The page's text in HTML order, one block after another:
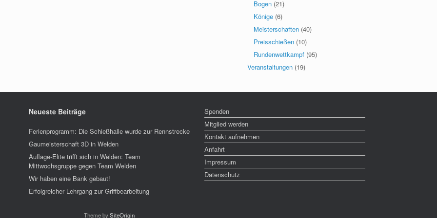
Bogen (21)
Könige (6)
Meisterschaften (40)
Preisschießen (10)
Rundenwettkampf (95)
Veranstaltungen (19)
Neueste Beiträge
Ferienprogramm: Die Schießhalle wurde zur Rennstrecke
Gaumeisterschaft 3D in Welden
Auflage-Elite trifft sich in Welden: Team
Mittwochsgruppe gegen Team Welden
Wir haben eine Bank gebaut!
Erfolgreicher Lehrgang zur Griffbearbeitung
Spenden
Mitglied werden
Kontakt aufnehmen
Anfahrt
Impressum
Datenschutz
Theme bySiteOrigin